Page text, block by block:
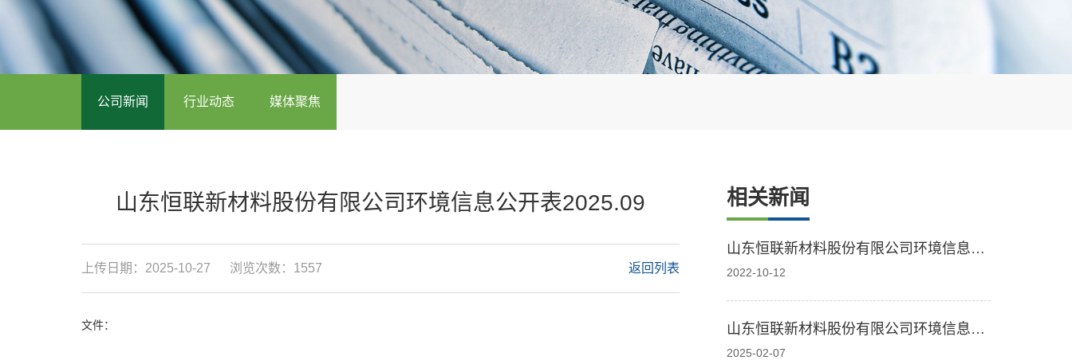
公司新闻 行业动态 媒体聚焦
山东恒联新材料股份有限公司环境信息公开表2025.09
上传日期：2025-10-27 浏览次数：1557 返回列表
文件：
相关新闻
山东恒联新材料股份有限公司环境信息公
开表（2022.8）
2022-10-12
山东恒联新材料股份有限公司环境信息公
开表2025.01
2025-02-07